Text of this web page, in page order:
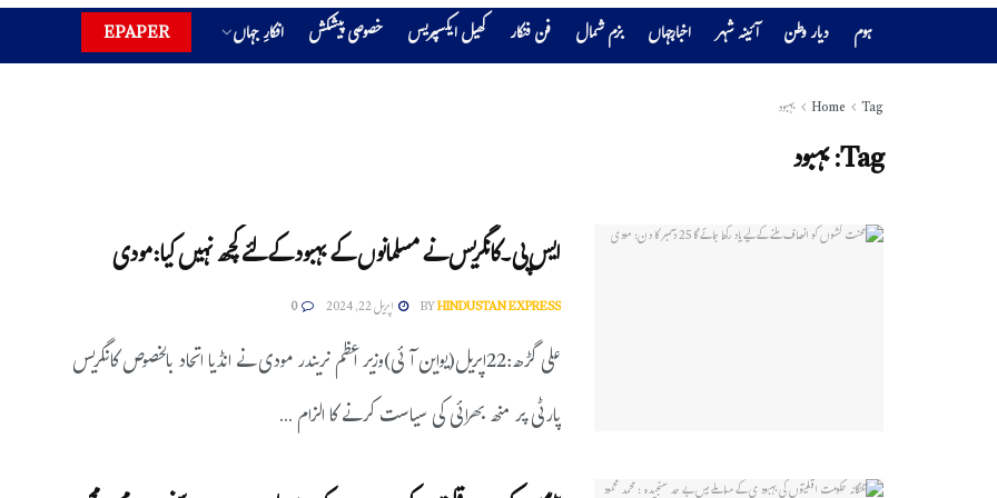
ہوم دیار وطن آئینہ شہر اخبارجہاں بزم شمال فن فنکار کھیل ایکسپریس خصوصی پیشکش افکارِ جہاں EPAPER
Home Tag بہبود
Tag:بہبود
ایس پی۔کانگریس نے مسلمانوں کے بہبود کے لئے کچھ نہیں کیا:مودی
BYHINDUSTAN EXPRESS اپریل 22, 2024 0
علی گڑھ:22اپریل(یواین آئی)وزیر اعظم نریندر مودی نے انڈیا اتحاد بالخصوص کانگریس
پارٹی پر منھ بھرائی کی سیاست کرنے کا الزام ...